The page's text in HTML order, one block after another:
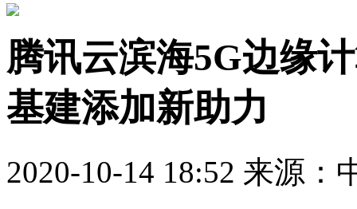
腾讯云滨海5G边缘
基建添加新助力
2020-10-14 18:52 来源：